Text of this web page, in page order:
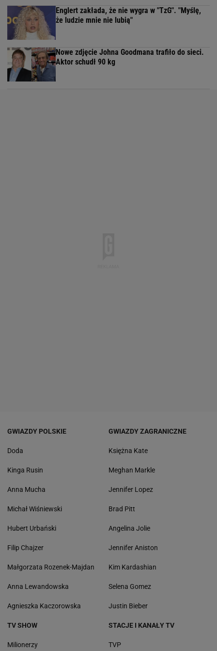
Englert zakłada, że nie wygra w "TzG". "Myślę,
że ludzie mnie nie lubią"
Nowe zdjęcie Johna Goodmana trafiło do sieci.
Aktor schudł 90 kg
GWIAZDY POLSKIE
Doda
Kinga Rusin
Anna Mucha
Michał Wiśniewski
Hubert Urbański
Filip Chajzer
Małgorzata Rozenek-Majdan
Anna Lewandowska
Agnieszka Kaczorowska
GWIAZDY ZAGRANICZNE
Księżna Kate
Meghan Markle
Jennifer Lopez
Brad Pitt
Angelina Jolie
Jennifer Aniston
Kim Kardashian
Selena Gomez
Justin Bieber
TV SHOW
Milionerzy
STACJE I KANAŁY TV
TVP